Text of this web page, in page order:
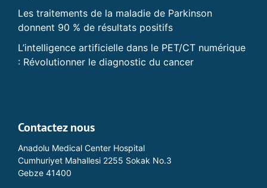
Les traitements de la maladie de Parkinson
donnent 90 % de résultats positifs
L’intelligence artificielle dans le PET/CT numérique
: Révolutionner le diagnostic du cancer
Contactez nous
Anadolu Medical Center Hospital
Cumhuriyet Mahallesi 2255 Sokak No.3
Gebze 41400